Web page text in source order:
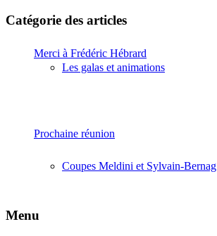
Les galas et animations
Coupes Meldini et Sylvain-Bernag
Catégorie des articles
Merci à Frédéric Hébrard
Prochaine réunion
Menu